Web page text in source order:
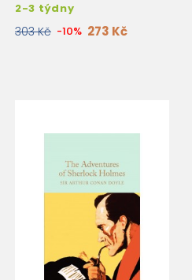
2-3 týdny
303 Kč -10% 273 Kč